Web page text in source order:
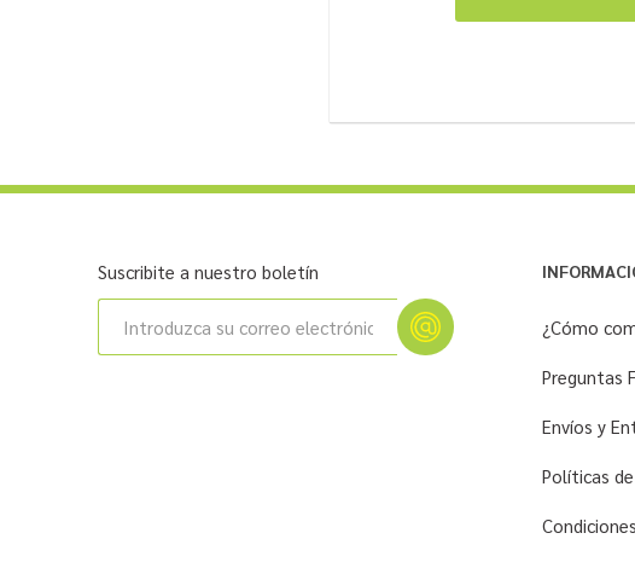
Suscribite a nuestro boletín
¿Cómo
Preguntas
Envíos y
Políticas